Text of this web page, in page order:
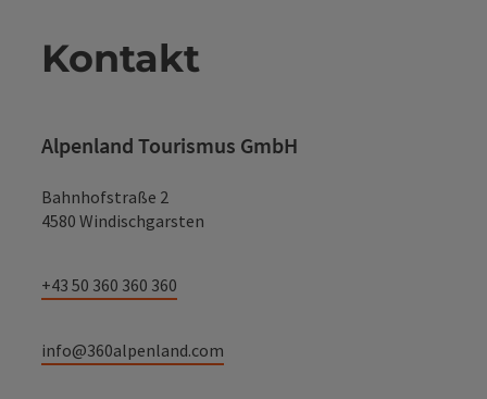
Kontakt
Alpenland Tourismus GmbH
Bahnhofstraße 2
4580 Windischgarsten
+43 50 360 360 360
info@360alpenland.com